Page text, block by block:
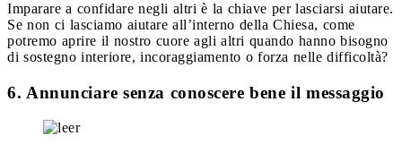
Imparare a confidare negli altri è la chiave per lasciarsi aiutare.
Se non ci lasciamo aiutare all’interno della Chiesa, come
potremo aprire il nostro cuore agli altri quando hanno bisogno
di sostegno interiore, incoraggiamento o forza nelle difficoltà?
6. Annunciare senza conoscere bene il messaggio